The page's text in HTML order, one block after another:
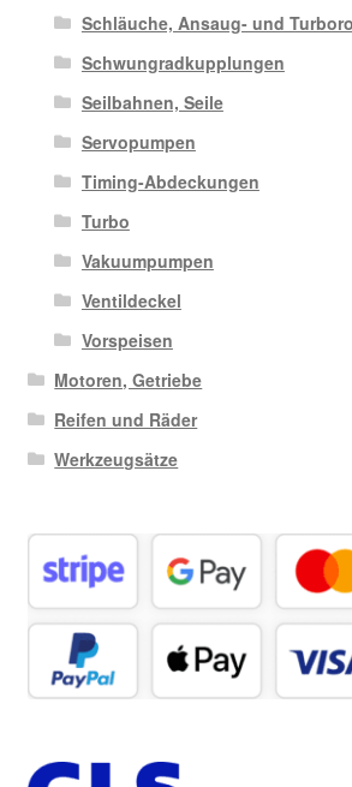
Schläuche, Ansaug- und
Schwungradkupplungen
Seilbahnen, Seile
Servopumpen
Timing-Abdeckungen
Turbo
Vakuumpumpen
Ventildeckel
Vorspeisen
Motoren, Getriebe
Reifen und Räder
Werkzeugsätze